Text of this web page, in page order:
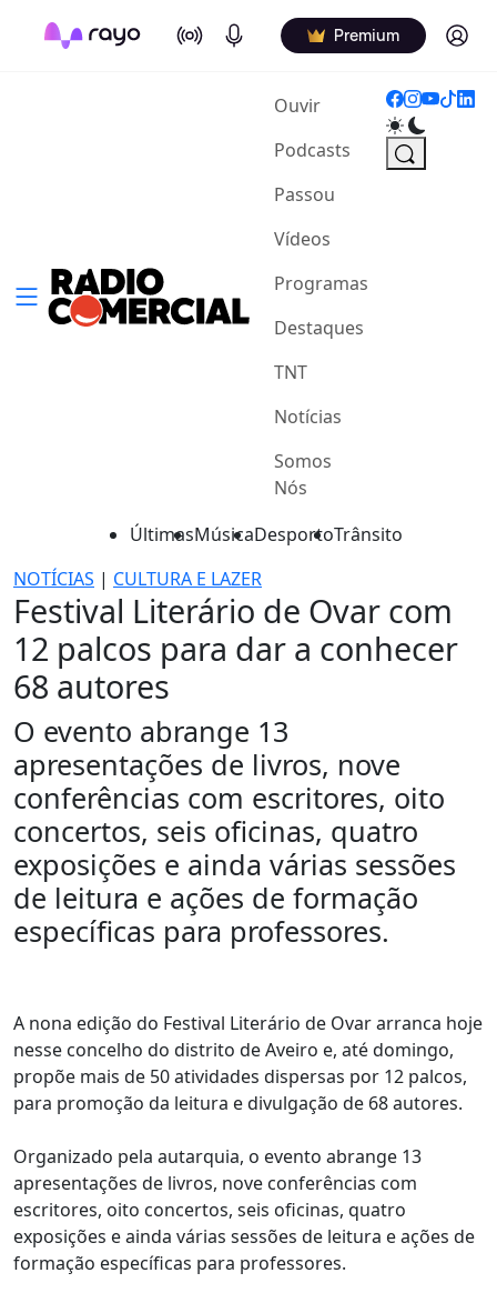
On Air Podcasts Premium Log in
Ouvir(current)
Podcasts
Passou
Vídeos
Programas
Destaques
TNT
Notícias
Somos
Nós
ÚltimasMúsicaDesportoTrânsito
NOTÍCIAS | CULTURA E LAZER
Festival Literário de Ovar com
12 palcos para dar a conhecer
68 autores
O evento abrange 13
apresentações de livros, nove
conferências com escritores, oito
concertos, seis oficinas, quatro
exposições e ainda várias sessões
de leitura e ações de formação
específicas para professores.
A nona edição do Festival Literário de Ovar arranca hoje
nesse concelho do distrito de Aveiro e, até domingo,
propõe mais de 50 atividades dispersas por 12 palcos,
para promoção da leitura e divulgação de 68 autores.
Organizado pela autarquia, o evento abrange 13
apresentações de livros, nove conferências com
escritores, oito concertos, seis oficinas, quatro
exposições e ainda várias sessões de leitura e ações de
formação específicas para professores.